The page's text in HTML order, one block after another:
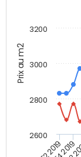
Prix au m2
T2 2019T4 2019
T2
2600
2800
3000
3200